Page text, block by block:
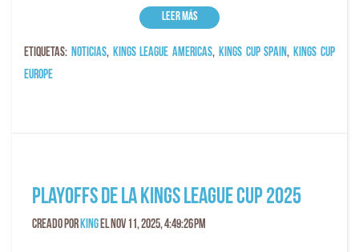
Leer más
Etiquetas: Noticias, Kings League Americas, Kings Cup Spain, Kings Cup
Europe
Playoffs de la Kings League Cup 2025
Creado por King el Nov 11, 2025, 4:49:26 PM